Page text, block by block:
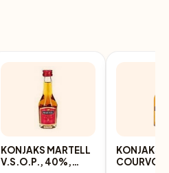
KONJAKS MARTELL
V.S.O.P., 40%,
KONJAKS